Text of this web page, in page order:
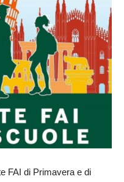
FAI di Primavera e di